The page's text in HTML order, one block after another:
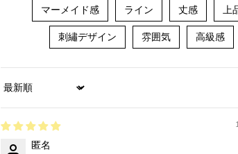
マーメイド感 ライン 丈感 上
刺繡デザイン 雰囲気 高級感
Sort by
匿名